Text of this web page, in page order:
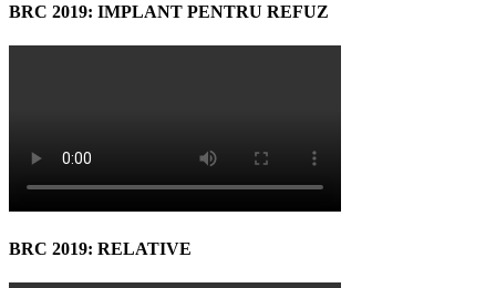
BRC 2019: IMPLANT PENTRU REFUZ
BRC 2019: RELATIVE